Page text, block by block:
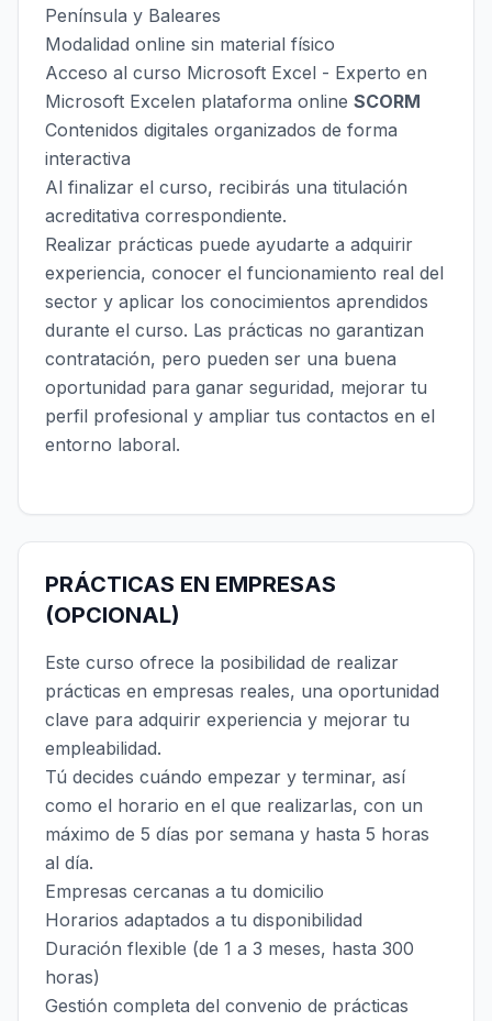
Península y Baleares
Modalidad online sin material físico
Acceso al curso Microsoft Excel - Experto en
Microsoft Excelen plataforma online SCORM
Contenidos digitales organizados de forma
interactiva
Al finalizar el curso, recibirás una titulación
acreditativa correspondiente.
Realizar prácticas puede ayudarte a adquirir
experiencia, conocer el funcionamiento real del
sector y aplicar los conocimientos aprendidos
durante el curso. Las prácticas no garantizan
contratación, pero pueden ser una buena
oportunidad para ganar seguridad, mejorar tu
perfil profesional y ampliar tus contactos en el
entorno laboral.
PRÁCTICAS EN EMPRESAS
(OPCIONAL)
Este curso ofrece la posibilidad de realizar
prácticas en empresas reales, una oportunidad
clave para adquirir experiencia y mejorar tu
empleabilidad.
Tú decides cuándo empezar y terminar, así
como el horario en el que realizarlas, con un
máximo de 5 días por semana y hasta 5 horas
al día.
Empresas cercanas a tu domicilio
Horarios adaptados a tu disponibilidad
Duración flexible (de 1 a 3 meses, hasta 300
horas)
Gestión completa del convenio de prácticas